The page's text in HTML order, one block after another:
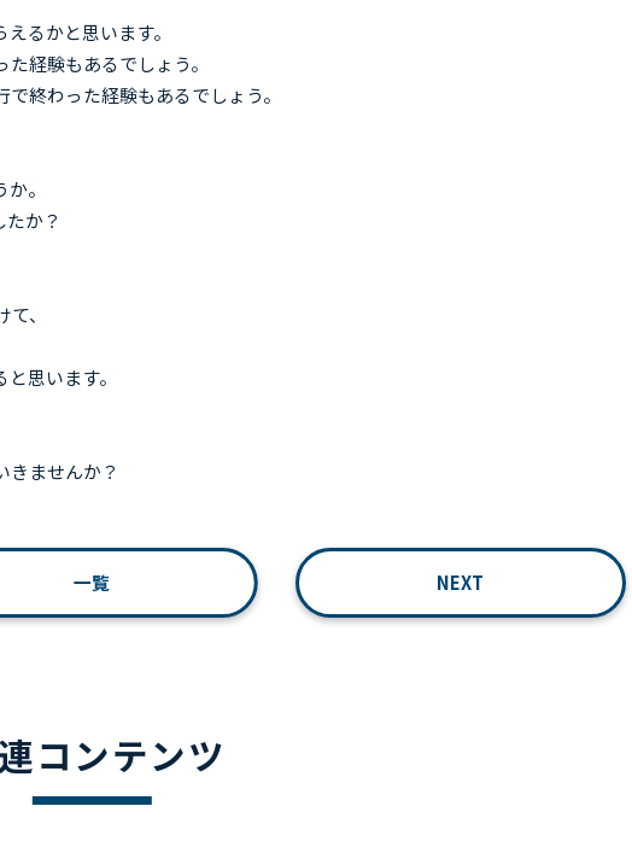
るかと思います。
経験もあるでしょう。
終わった経験もあるでしょう。
。
か？
、
思います。
きませんか？
一覧 NEXT
コンテンツ